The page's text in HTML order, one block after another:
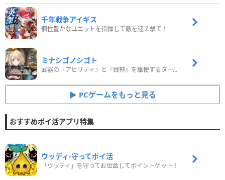
千年戦争アイギス
個性豊かなユニットを指揮して敵を迎え撃て！
ミナシゴノシゴト
武器の『アビリティ』と『戦神』を駆使するターン制コマンドバトルRPG！
PCゲームをもっと見る
おすすめポイ活アプリ特集
ウッディ‐守ってポイ活
「ウッディ」を守ってお世話してポイントゲット！